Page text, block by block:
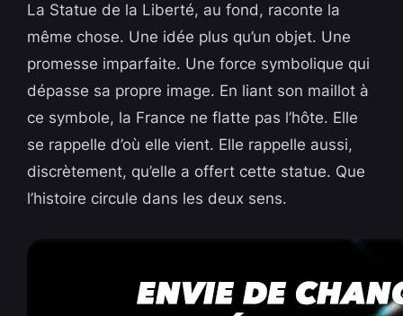
La Statue de la Liberté, au fond, raconte la
même chose. Une idée plus qu’un objet. Une
promesse imparfaite. Une force symbolique qui
dépasse sa propre image. En liant son maillot à
ce symbole, la France ne flatte pas l’hôte. Elle
se rappelle d’où elle vient. Elle rappelle aussi,
discrètement, qu’elle a offert cette statue. Que
l’histoire circule dans les deux sens.